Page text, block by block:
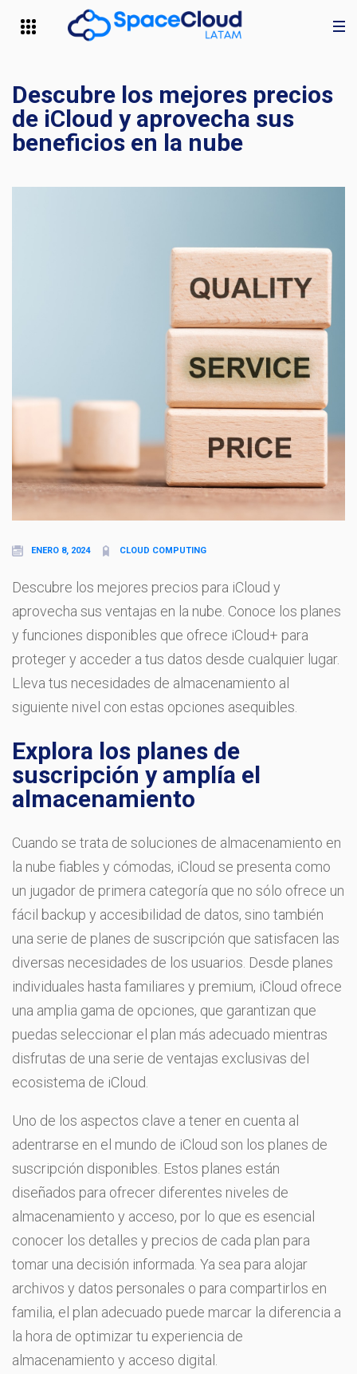
Descubre los mejores precios
de iCloud y aprovecha sus
beneficios en la nube
ENERO 8, 2024 CLOUD COMPUTING
Descubre los mejores precios para iCloud y
aprovecha sus ventajas en la nube. Conoce los planes
y funciones disponibles que ofrece iCloud+ para
proteger y acceder a tus datos desde cualquier lugar.
Lleva tus necesidades de almacenamiento al
siguiente nivel con estas opciones asequibles.
Explora los planes de
suscripción y amplía el
almacenamiento
Cuando se trata de soluciones de almacenamiento en
la nube fiables y cómodas, iCloud se presenta como
un jugador de primera categoría que no sólo ofrece un
fácil backup y accesibilidad de datos, sino también
una serie de planes de suscripción que satisfacen las
diversas necesidades de los usuarios. Desde planes
individuales hasta familiares y premium, iCloud ofrece
una amplia gama de opciones, que garantizan que
puedas seleccionar el plan más adecuado mientras
disfrutas de una serie de ventajas exclusivas del
ecosistema de iCloud.
Uno de los aspectos clave a tener en cuenta al
adentrarse en el mundo de iCloud son los planes de
suscripción disponibles. Estos planes están
diseñados para ofrecer diferentes niveles de
almacenamiento y acceso, por lo que es esencial
conocer los detalles y precios de cada plan para
tomar una decisión informada. Ya sea para alojar
archivos y datos personales o para compartirlos en
familia, el plan adecuado puede marcar la diferencia a
la hora de optimizar tu experiencia de
almacenamiento y acceso digital.